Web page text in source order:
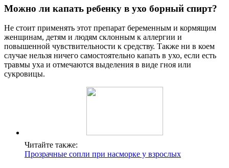
Можно ли капать ребенку в ухо борный спирт?
Не стоит применять этот препарат беременным и кормящим
женщинам, детям и людям склонным к аллергии и
повышенной чувствительности к средству. Также ни в коем
случае нельзя ничего самостоятельно капать в ухо, если есть
травмы уха и отмечаются выделения в виде гноя или
сукровицы.
Читайте также:
Прозрачные сопли при насморке у взрослых